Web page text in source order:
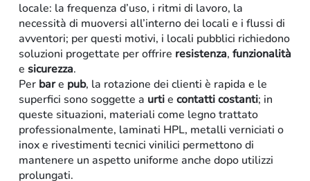
Arredo-contract
locale: la frequenza d’uso, i ritmi di lavoro, la
necessità di muoversi all’interno dei locali e i flussi di
avventori; per questi motivi, i locali pubblici richiedono
soluzioni progettate per offrire resistenza, funzionalità
e sicurezza.
Per bare pub, la rotazione dei clienti è rapida e le
superfici sono soggette a urtie contatticostanti; in
queste situazioni, materiali come legno trattato
professionalmente, laminati HPL, metalli verniciati o
inox e rivestimenti tecnici vinilici permettono di
mantenere un aspetto uniforme anche dopo utilizzi
prolungati.